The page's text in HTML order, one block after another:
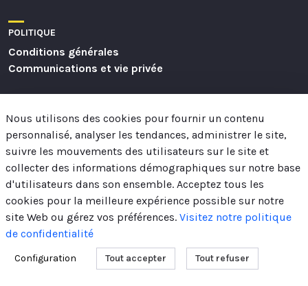
POLITIQUE
Conditions générales
Communications et vie privée
Des questions ?
Contactez-nous
Suivez-nous
Nous utilisons des cookies pour fournir un contenu
personnalisé, analyser les tendances, administrer le site,
suivre les mouvements des utilisateurs sur le site et
collecter des informations démographiques sur notre base
d'utilisateurs dans son ensemble. Acceptez tous les
cookies pour la meilleure expérience possible sur notre
site Web ou gérez vos préférences. Visitez notre politique
de confidentialité
Configuration Tout accepter Tout refuser